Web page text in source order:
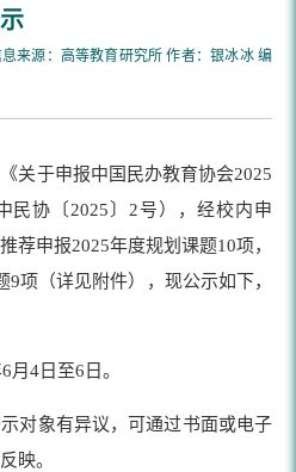
来源：高等教育研究所 作者：银冰冰 编
关于申报中国民办教育协会2025
民协〔2025〕2号），经校内申
荐申报2025年度规划课题10项，
项（详见附件），现公示如下，
月4日至6日。
对象有异议，可通过书面或电子
映。